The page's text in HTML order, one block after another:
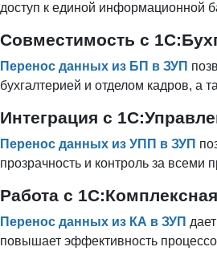
доступ к единой информационной
Совместимость с
Перенос данных из БП в ЗУП
бухгалтерией и отделом кадров, а
Интеграция с
Перенос данных из УПП в ЗУП
прозрачность и контроль за всеми
Работа с
Перенос данных из КА в ЗУП
повышает эффективность